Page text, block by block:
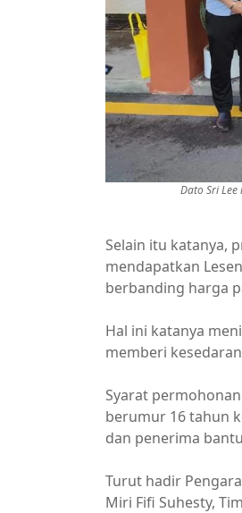
Dato Sri
Selain itu katanya,
mendapatkan
berbanding harga
Hal ini katanya
memberi
Syarat
berumur 16 tahun
dan penerima
Turut hadir
Miri Fifi Suhesty,